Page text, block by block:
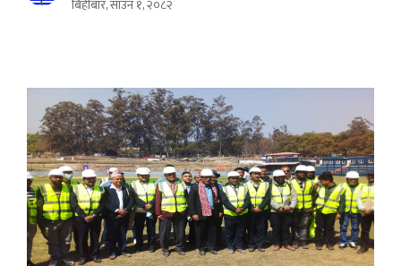
बिहीबार, साउन १, २०८२